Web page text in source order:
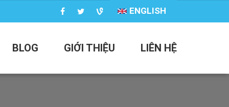
ENGLISH
BLOG GIỚI THIỆU LIÊN HỆ